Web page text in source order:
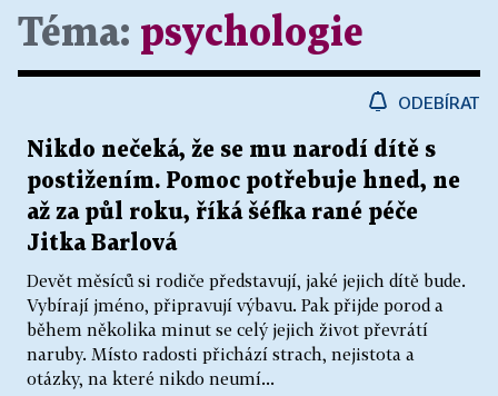
Téma: psychologie
ODEBÍRAT
Nikdo nečeká, že se mu narodí dítě s
postižením. Pomoc potřebuje hned, ne
až za půl roku, říká šéfka rané péče
Jitka Barlová
Devět měsíců si rodiče představují, jaké jejich dítě bude.
Vybírají jméno, připravují výbavu. Pak přijde porod a
během několika minut se celý jejich život převrátí
naruby. Místo radosti přichází strach, nejistota a
otázky, na které nikdo neumí...